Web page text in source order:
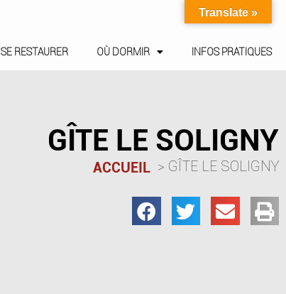
SE RESTAURER OÙ DORMIR INFOS PRATIQUES
GÎTE LE SOLIGNY
ACCUEIL GÎTE LE SOLIGNY
Translate »